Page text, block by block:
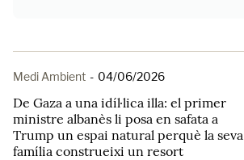
Medi Ambient - 04/06/2026
De Gaza a una idíl·lica illa: el primer
ministre albanès li posa en safata a
Trump un espai natural perquè la seva
família construeixi un resort